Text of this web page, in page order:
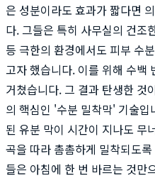
은 성분이라도 효과가 짧다면
다. 그들은 특히 사무실의 건조
등 극한의 환경에서도 피부 수
고자 했습니다. 이를 위해 수백
거쳤습니다. 그 결과 탄생한 것
의 핵심인 '수분 밀착막' 기술
된 유분 막이 시간이 지나도 무
곡을 따라 촘촘하게 밀착되도
들은 아침에 한 번 바르는 것만